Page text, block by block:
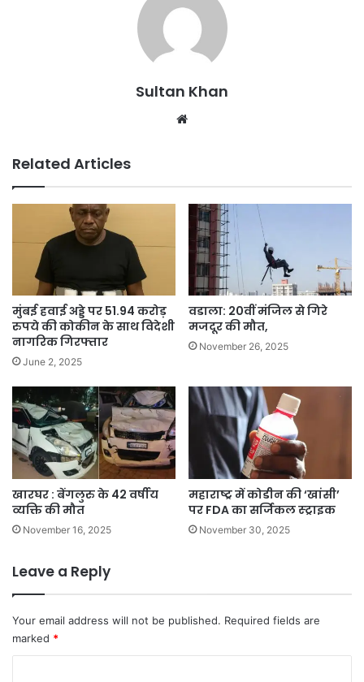
Sultan Khan
Related Articles
मुंबई हवाई अड्डे पर 51.94 करोड़
रुपये की कोकीन के साथ विदेशी
नागरिक गिरफ्तार
June 2, 2025
वडाला: 20वीं मंजिल से गिरे
मजदूर की मौत,
November 26, 2025
खारघर : बेंगलुरु के 42 वर्षीय
व्यक्ति की मौत
November 16, 2025
महाराष्ट्र में कोडीन की ‘खांसी’
पर FDA का सर्जिकल स्ट्राइक
November 30, 2025
Leave a Reply
Your email address will not be published. Required fields are
marked *